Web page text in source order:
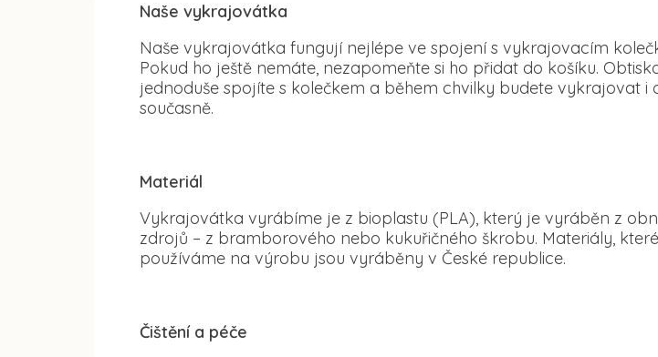
Naše vykrajovátka
Naše vykrajovátka fungují nejlépe ve spojení s vykrajovacím
Pokud ho ještě nemáte, nezapomeňte si ho přidat do košíku.
jednoduše spojíte s kolečkem a během chvilky budete vykrajovat i
současně.
Materiál
Vykrajovátka vyrábíme je z bioplastu (PLA), který je vyráběn z
zdrojů – z bramborového nebo kukuřičného škrobu. Materiály, které
používáme na výrobu jsou vyráběny v České republice.
Čištění a péče